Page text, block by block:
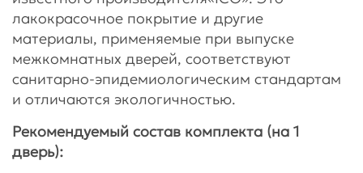
лакокрасочное покрытие и другие
материалы, применяемые при выпуске
межкомнатных дверей, соответствуют
санитарно-эпидемиологическим стандартам
и отличаются экологичностью.
Рекомендуемый состав комплекта (на 1
дверь):